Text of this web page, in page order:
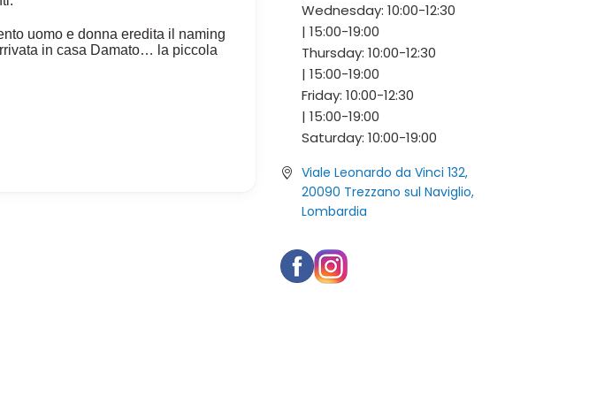
Wednesday: 10:00-12:30
| 15:00-19:00
Thursday: 10:00-12:30
| 15:00-19:00
Friday: 10:00-12:30
| 15:00-19:00
Saturday: 10:00-19:00
Viale Leonardo da Vinci 132,
20090 Trezzano sul Naviglio,
Lombardia